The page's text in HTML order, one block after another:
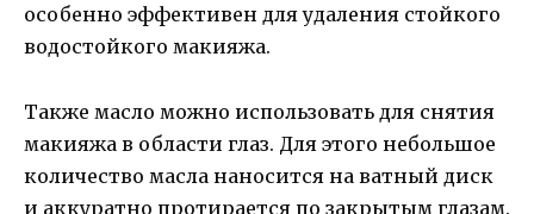
особенно эффективен для удаления стойкого
водостойкого макияжа.
Также масло можно использовать для снятия
макияжа в области глаз. Для этого небольшое
количество масла наносится на ватный диск
и аккуратно протирается по закрытым глазам.